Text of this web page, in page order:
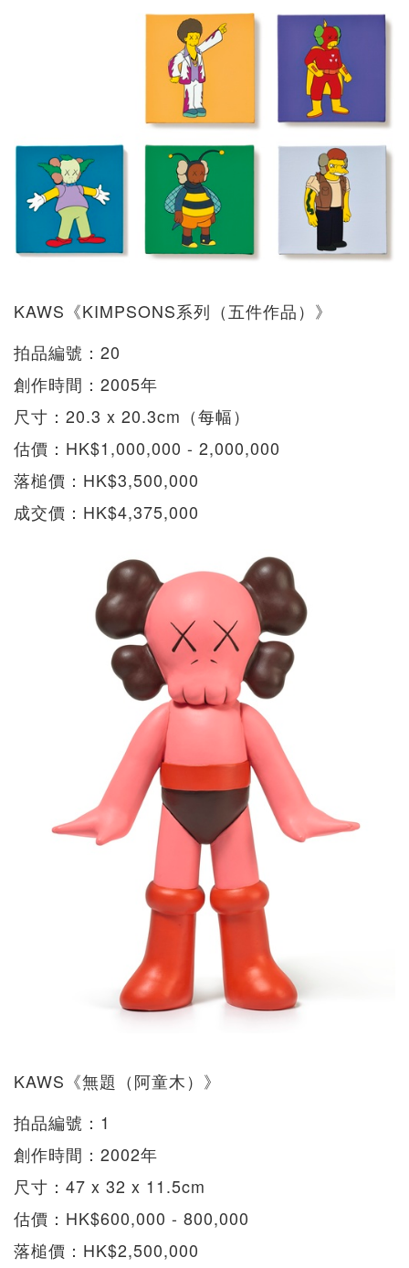
KAWS《KIMPSONS系列（五件作品）》
拍品編號：20
創作時間：2005年
尺寸：20.3 x 20.3cm（每幅）
估價：HK$1,000,000 - 2,000,000
落槌價：HK$3,500,000
成交價：HK$4,375,000
KAWS《無題（阿童木）》
拍品編號：1
創作時間：2002年
尺寸：47 x 32 x 11.5cm
估價：HK$600,000 - 800,000
落槌價：HK$2,500,000